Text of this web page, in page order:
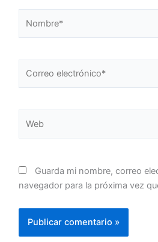
Guarda mi nombre, correo
navegador para la próxima vez